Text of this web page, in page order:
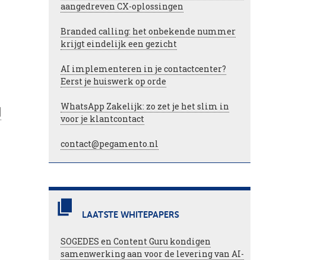
aangedreven CX-oplossingen
Branded calling: het onbekende nummer
krijgt eindelijk een gezicht
AI implementeren in je contactcenter?
Eerst je huiswerk op orde
WhatsApp Zakelijk: zo zet je het slim in
voor je klantcontact
contact@pegamento.nl
LAATSTE WHITEPAPERS
SOGEDES en Content Guru kondigen
samenwerking aan voor de levering van AI-